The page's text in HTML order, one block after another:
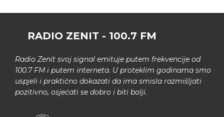
RADIO ZENIT - 100.7 FM
Radio Zenit svoj signal emituje putem frekvencije od
100.7 FM i putem interneta. U proteklim godinama smo
uspjeli i praktično dokazati da ima smisla razmišljati
pozitivno, osjećati se dobro i biti bolji.